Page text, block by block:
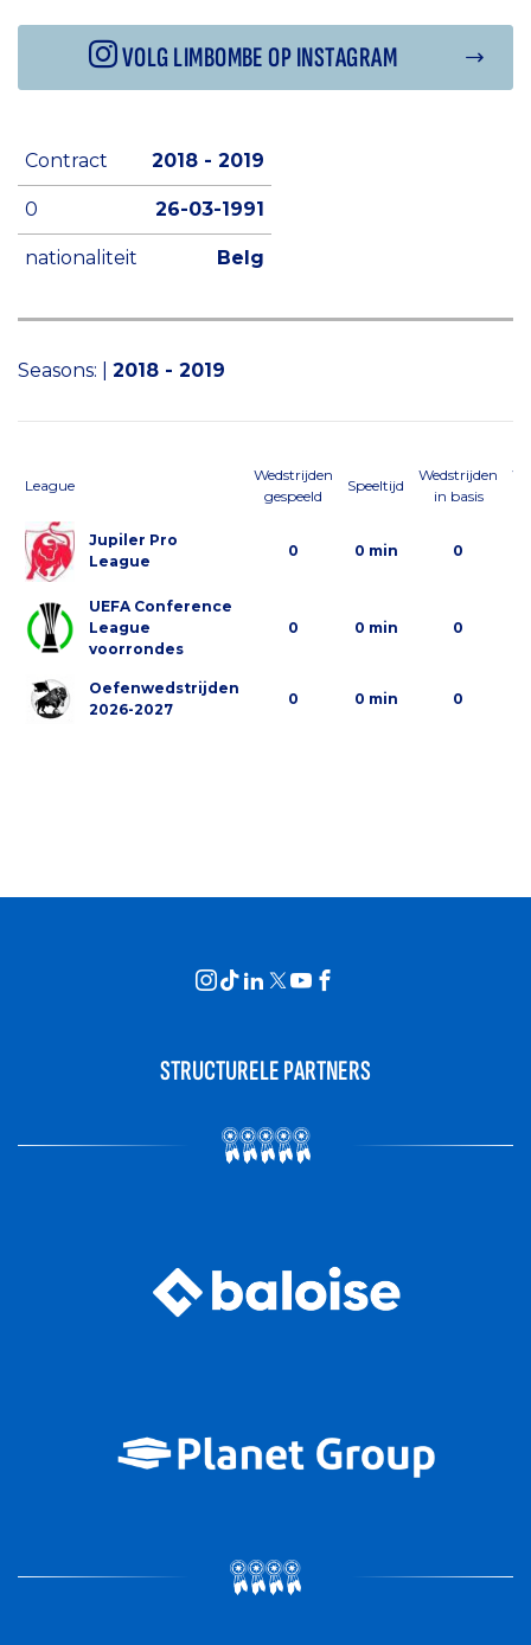
VOLG LIMBOMBE OP INSTAGRAM
Contract 2018 - 2019
0 26-03-1991
nationaliteit Belg
Seasons: 2018 - 2019
League
Wedstrijden
gespeeld
Speeltijd
Wedstrijden
in basis
Jupiler Pro
League
0 0 min 0
UEFA Conference
League
voorrondes
0 0 min 0
Oefenwedstrijden
2026-2027
0 0 min 0
STRUCTURELE PARTNERS